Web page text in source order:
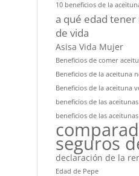
10 beneficios de la
a qué edad tener
de vida
Asisa Vida Mujer
Beneficios de comer
Beneficios de la aceituna
Beneficios de la aceituna
beneficios de las aceitunas
beneficios de las
seguros
declaración de la
Edad de Pepe